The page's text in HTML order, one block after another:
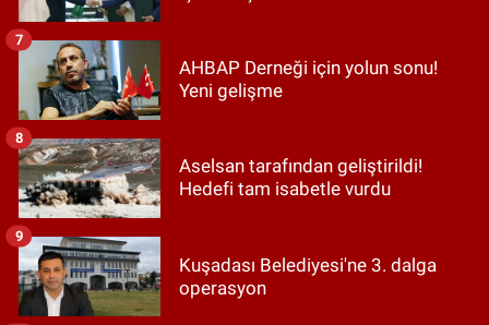
AHBAP Derneği için yolun sonu!
Yeni gelişme
7
Aselsan tarafından geliştirildi!
Hedefi tam isabetle vurdu
8
Kuşadası Belediyesi'ne 3. dalga
operasyon
9